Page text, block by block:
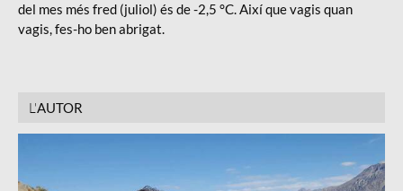
L'AUTOR
del mes més fred (juliol) és de -2,5 °C. Així que vagis quan
vagis, fes-ho ben abrigat.